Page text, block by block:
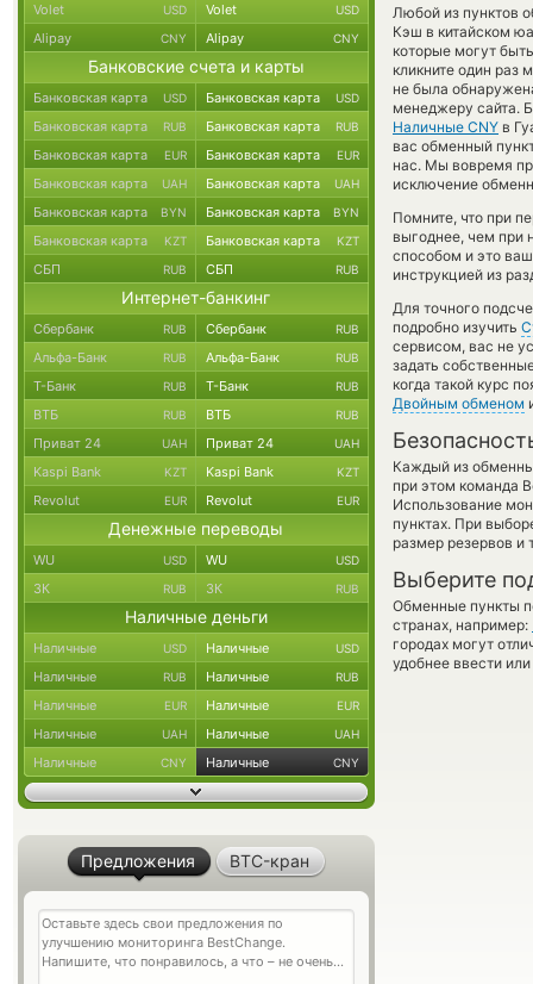
Любой из пунктов
Кэш в китайском
которые могут
кликните один раз
не была
менеджеру сайта.
Наличные CNY в
вас обменный
нас. Мы вовремя
исключение
Помните, что при
выгоднее, чем при
способом и это
инструкцией из
Для точного
подробно изучить
сервисом, вас не
задать
когда такой курс
Двойным обменом
Каждый из
при этом команда
Использование
пунктах. При
размер резервов и
Выберите
Обменные пункты
странах, например:
городах могут
удобнее ввести
Volet USD Volet USD
Alipay CNY Alipay CNY
Банковские счета и карты
Банковская карта USD Банковская карта USD
Банковская карта RUB Банковская карта RUB
Банковская карта EUR Банковская карта EUR
Банковская карта UAH Банковская карта UAH
Банковская карта BYN Банковская карта BYN
Банковская карта KZT Банковская карта KZT
СБП RUB СБП RUB
Интернет-банкинг
Сбербанк RUB Сбербанк RUB
Альфа-Банк RUB Альфа-Банк RUB
Т-Банк RUB Т-Банк RUB
ВТБ RUB ВТБ RUB
Приват 24 UAH Приват 24 UAH
Kaspi Bank KZT Kaspi Bank KZT
Revolut EUR Revolut EUR
Денежные переводы
WU USD WU USD
ЗК RUB ЗК RUB
Наличные деньги
Наличные USD Наличные USD
Наличные RUB Наличные RUB
Наличные EUR Наличные EUR
Наличные UAH Наличные UAH
Наличные CNY Наличные CNY
Предложения BTC-кран